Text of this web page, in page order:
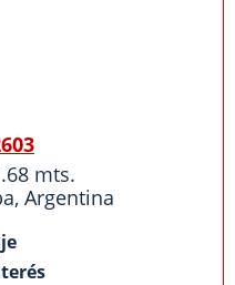
mts.
, Argentina